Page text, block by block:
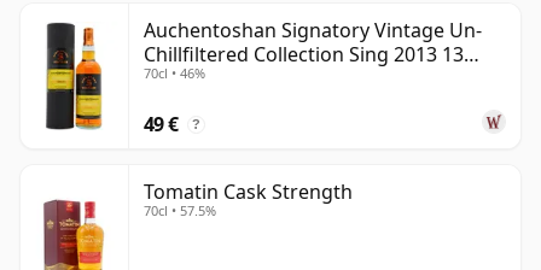
Auchentoshan Signatory Vintage Un-
Chillfiltered Collection Sing 2013 13
años
70cl • 46%
49 € ?
Tomatin Cask Strength
70cl • 57.5%